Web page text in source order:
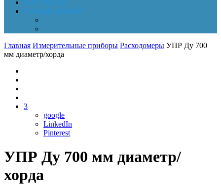
КОНТАКТЫ
Личный кабинет
Главная Измерительные приборы Расходомеры УПР Ду 700
мм диаметр/хорда
3
google
LinkedIn
Pinterest
УПР Ду 700 мм диаметр/
хорда